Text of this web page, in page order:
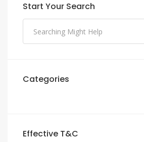
Start Your Search
Categories
Effective T&C